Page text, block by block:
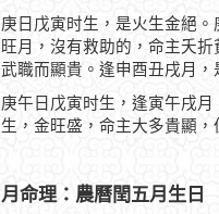
庚日戊寅时生，是火生金絕
旺月，沒有救助的，命主夭
武職而顯貴。逢申酉丑戌月
庚午日戊寅时生，逢寅午戌
生，金旺盛，命主大多貴顯
月命理：農曆閏五月生日